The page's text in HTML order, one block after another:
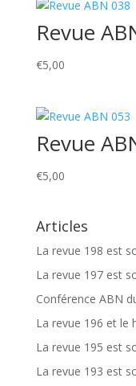
Revue
€5,00
Revue
€5,00
Articles
La revue 198 est
La revue 197 est
Conférence ABN
La revue 196 et le
La revue 195 est
La revue 193 est